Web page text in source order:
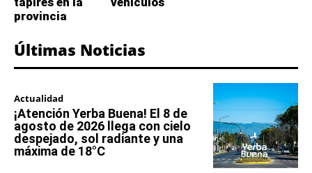
provincia
Últimas Noticias
Actualidad
¡Atención Yerba Buena! El 8 de
agosto de 2026 llega con cielo
despejado, sol radiante y una
máxima de 18°C